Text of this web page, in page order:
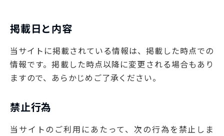
掲載日と内容
当サイトに掲載されている情報は、掲載した時点での
情報です。掲載した時点以降に変更される場合もあり
ますので、あらかじめご了承ください。
禁止行為
当サイトのご利用にあたって、次の行為を禁止しま